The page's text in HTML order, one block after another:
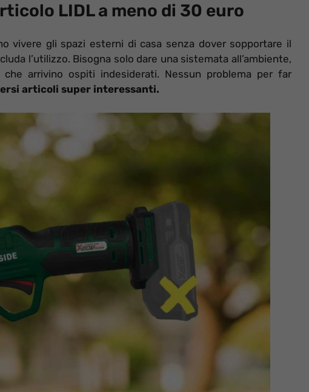
LIDL a meno di 30 euro
vivere gli spazi esterni di casa senza dover sopportare il
l’utilizzo. Bisogna solo dare una sistemata all’ambiente,
arrivino ospiti indesiderati. Nessun problema per far
articoli super interessanti.